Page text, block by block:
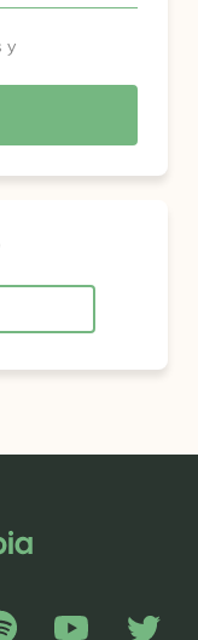
y